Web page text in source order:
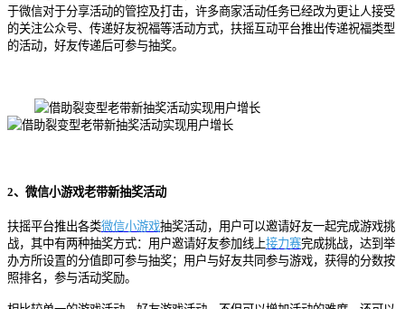
于微信对于分享活动的管控及打击，许多商家活动任务已经改为更让人接受
的关注公众号、传递好友祝福等活动方式，扶摇互动平台推出传递祝福类型
的活动，好友传递后可参与抽奖。
2、微信小游戏老带新抽奖活动
扶摇平台推出各类微信小游戏抽奖活动，用户可以邀请好友一起完成游戏挑
战，其中有两种抽奖方式：用户邀请好友参加线上接力赛完成挑战，达到举
办方所设置的分值即可参与抽奖；用户与好友共同参与游戏，获得的分数按
照排名，参与活动奖励。